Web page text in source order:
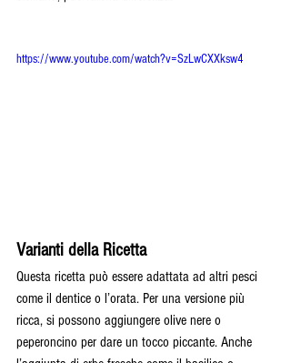
https://www.youtube.com/watch?v=SzLwCXXksw4
Varianti della Ricetta
Questa ricetta può essere adattata ad altri pesci
come il dentice o l’orata. Per una versione più
ricca, si possono aggiungere olive nere o
peperoncino per dare un tocco piccante. Anche